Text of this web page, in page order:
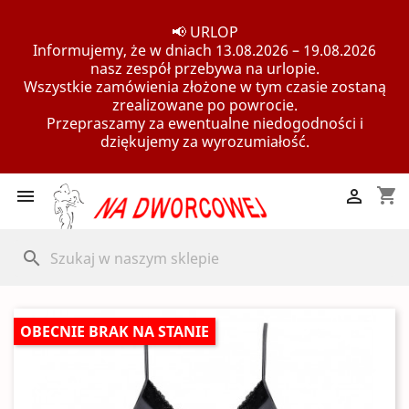
📢 URLOP
Informujemy, że w dniach 13.08.2026 – 19.08.2026
nasz zespół przebywa na urlopie.
Wszystkie zamówienia złożone w tym czasie zostaną
zrealizowane po powrocie.
Przepraszamy za ewentualne niedogodności i
dziękujemy za wyrozumiałość.
 shopping_cart

search
OBECNIE BRAK NA STANIE